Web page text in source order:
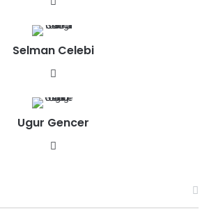
sit
esi
Selman Celebi
sit
esi
Ugur Gencer